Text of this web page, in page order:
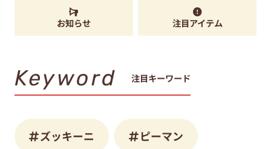
お知らせ 注目アイテム
Keyword 注目キーワード
ズッキーニ ピーマン